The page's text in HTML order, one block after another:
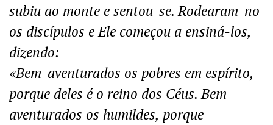
subiu ao monte e sentou-se. Rodearam-no
os discípulos e Ele começou a ensiná-los,
dizendo:
«Bem-aventurados os pobres em espírito,
porque deles é o reino dos Céus. Bem-
aventurados os humildes, porque